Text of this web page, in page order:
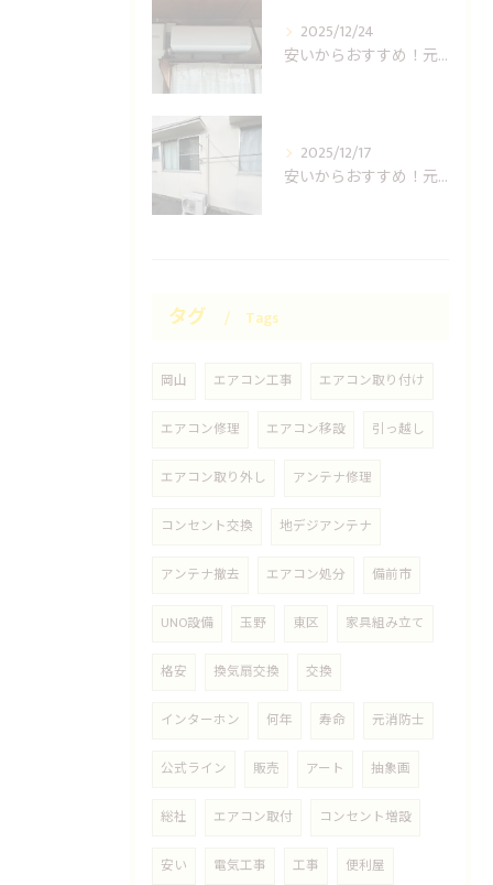
2025/12/24
安いからおすすめ！元消防士の倉敷エアコン取り付け業者はUNO設備へ！
2025/12/17
安いからおすすめ！元消防士の岡山エアコン取り付け業者はUNO設備へ！
タグ Tags
岡山 エアコン工事 エアコン取り付け
エアコン修理 エアコン移設 引っ越し
エアコン取り外し アンテナ修理
コンセント交換 地デジアンテナ
アンテナ撤去 エアコン処分 備前市
UNO設備 玉野 東区 家具組み立て
格安 換気扇交換 交換
インターホン 何年 寿命 元消防士
公式ライン 販売 アート 抽象画
総社 エアコン取付 コンセント増設
安い 電気工事 工事 便利屋